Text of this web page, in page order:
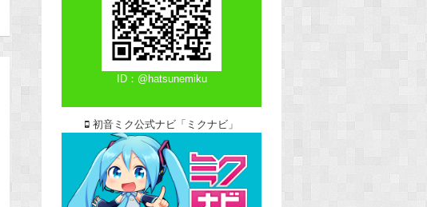
ID：@hatsunemiku
初音ミク公式ナビ「ミクナビ」